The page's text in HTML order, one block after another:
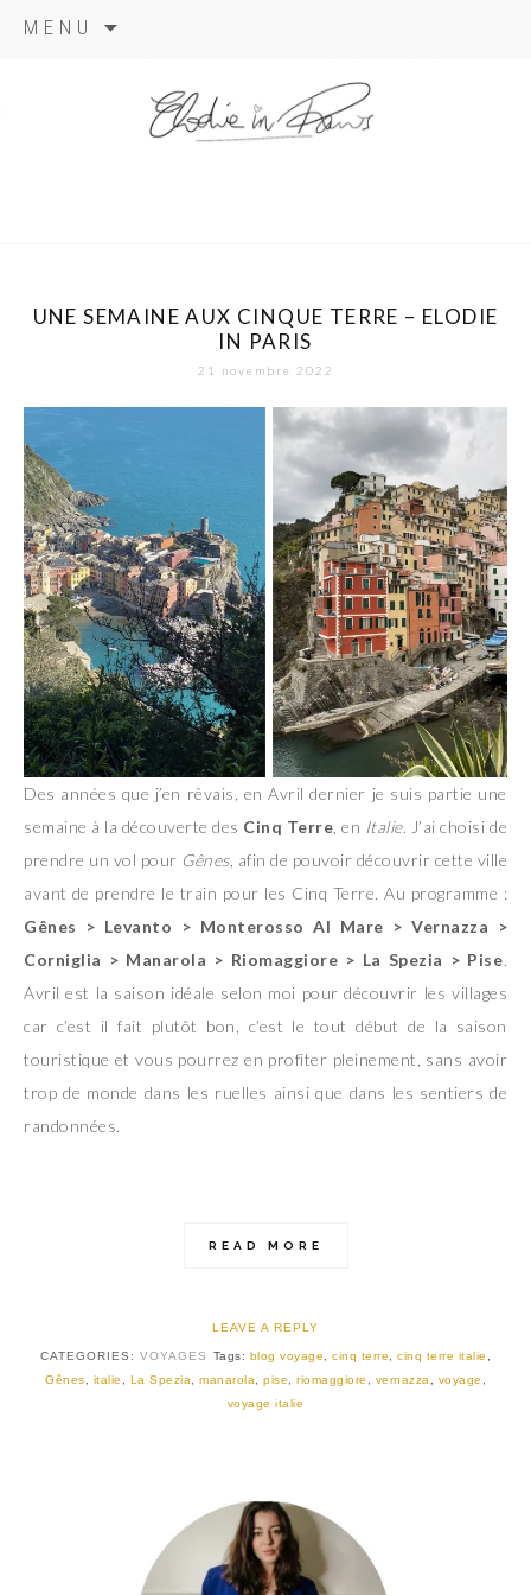
MENU
UNE SEMAINE AUX CINQUE TERRE – ELODIE
IN PARIS
21 novembre 2022
Des années que j’en rêvais, en Avril dernier je suis partie une
semaine à la découverte des Cinq Terre , en Italie. J’ai choisi de
prendre un vol pour Gênes, afin de pouvoir découvrir cette ville
avant de prendre le train pour les Cinq Terre. Au programme :
Gênes > Levanto > Monterosso Al Mare > Vernazza >
Corniglia > Manarola > Riomaggiore > La Spezia > Pise.
Avril est la saison idéale selon moi pour découvrir les villages
car c’est il fait plutôt bon, c’est le tout début de la saison
touristique et vous pourrez en profiter pleinement, sans avoir
trop de monde dans les ruelles ainsi que dans les sentiers de
randonnées.
READ MORE
LEAVE A REPLY
CATEGORIES: VOYAGES Tags: blog voyage,cinq terre,cinq terre italie ,
Gênes, italie , La Spezia, manarola, pise, riomaggiore , vernazza, voyage ,
voyage italie